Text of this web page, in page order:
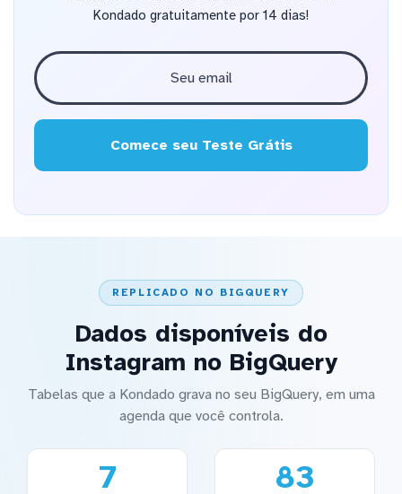
Kondado gratuitamente por 14 dias!
Comece seu Teste Grátis
REPLICADO NO BIGQUERY
Dados disponíveis do
Instagram no BigQuery
Tabelas que a Kondado grava no seu BigQuery, em uma
agenda que você controla.
7 83